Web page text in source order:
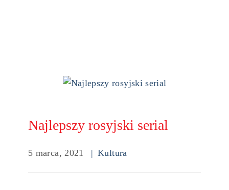
Najlepszy rosyjski serial
5 marca, 2021 Kultura